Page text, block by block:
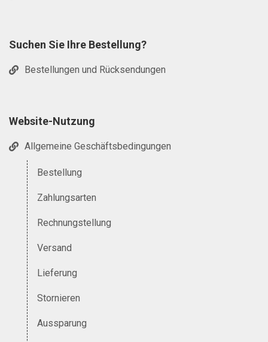
Suchen Sie Ihre Bestellung?
Bestellungen und Rücksendungen
Website-Nutzung
Allgemeine Geschäftsbedingungen
Bestellung
Zahlungsarten
Rechnungstellung
Versand
Lieferung
Stornieren
Aussparung